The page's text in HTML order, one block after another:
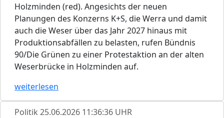
Holzminden (red). Angesichts der neuen
Planungen des Konzerns K+S, die Werra und damit
auch die Weser über das Jahr 2027 hinaus mit
Produktionsabfällen zu belasten, rufen Bündnis
90/Die Grünen zu einer Protestaktion an der alten
Weserbrücke in Holzminden auf.
weiterlesen
Politik 25.06.2026 11:36:36 UHR